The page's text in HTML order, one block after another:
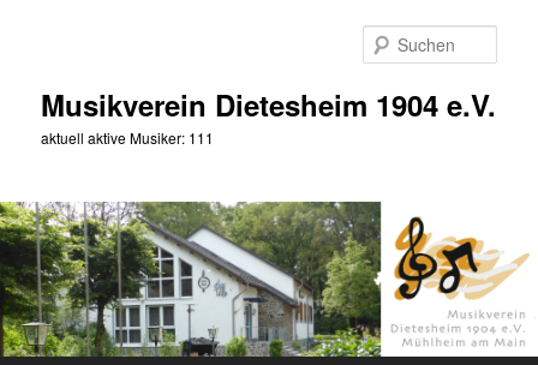
Musikverein Dietesheim 1904 e.V.
aktuell aktive Musiker: 111